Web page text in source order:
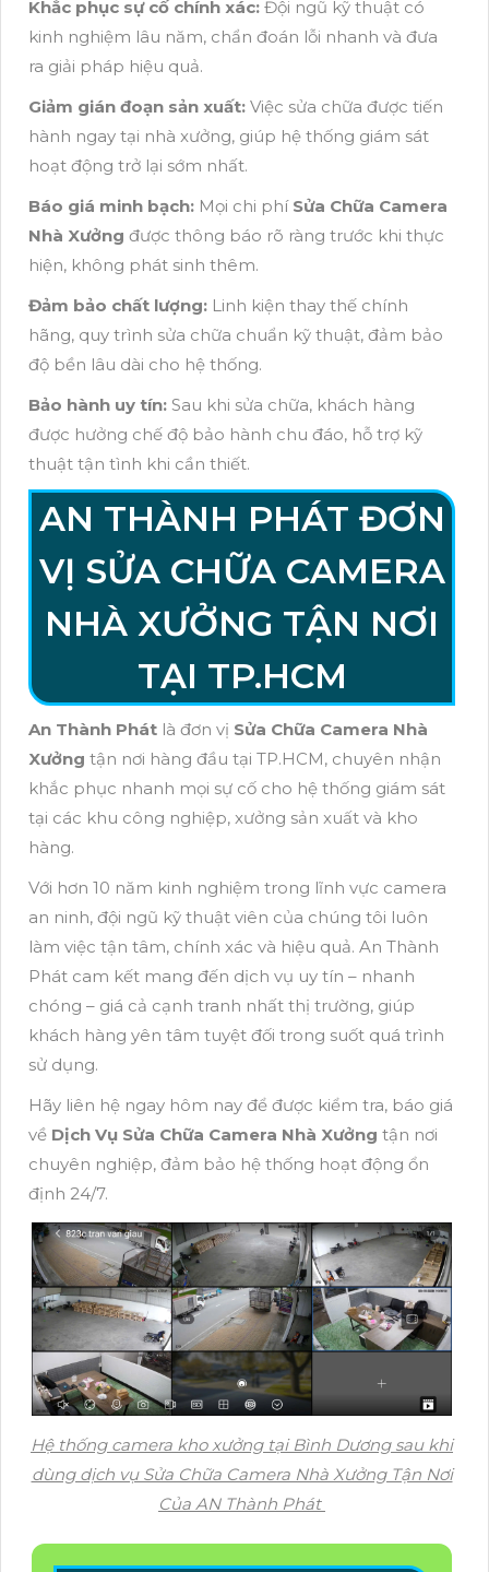
Khắc phục sự cố chính xác: Đội ngũ kỹ thuật có
kinh nghiệm lâu năm, chẩn đoán lỗi nhanh và đưa
ra giải pháp hiệu quả.
Giảm gián đoạn sản xuất: Việc sửa chữa được tiến
hành ngay tại nhà xưởng, giúp hệ thống giám sát
hoạt động trở lại sớm nhất.
Báo giá minh bạch: Mọi chi phí Sửa Chữa Camera
Nhà Xưởng được thông báo rõ ràng trước khi thực
hiện, không phát sinh thêm.
Đảm bảo chất lượng: Linh kiện thay thế chính
hãng, quy trình sửa chữa chuẩn kỹ thuật, đảm bảo
độ bền lâu dài cho hệ thống.
Bảo hành uy tín: Sau khi sửa chữa, khách hàng
được hưởng chế độ bảo hành chu đáo, hỗ trợ kỹ
thuật tận tình khi cần thiết.
AN THÀNH PHÁT ĐƠN
VỊ SỬA CHỮA CAMERA
NHÀ XƯỞNG TẬN NƠI
TẠI TP.HCM
An Thành Phát là đơn vị Sửa Chữa Camera Nhà
Xưởng tận nơi hàng đầu tại TP.HCM, chuyên nhận
khắc phục nhanh mọi sự cố cho hệ thống giám sát
tại các khu công nghiệp, xưởng sản xuất và kho
hàng.
Với hơn 10 năm kinh nghiệm trong lĩnh vực camera
an ninh, đội ngũ kỹ thuật viên của chúng tôi luôn
làm việc tận tâm, chính xác và hiệu quả. An Thành
Phát cam kết mang đến dịch vụ uy tín – nhanh
chóng – giá cả cạnh tranh nhất thị trường, giúp
khách hàng yên tâm tuyệt đối trong suốt quá trình
sử dụng.
Hãy liên hệ ngay hôm nay để được kiểm tra, báo giá
về Dịch Vụ Sửa Chữa Camera Nhà Xưởng tận nơi
chuyên nghiệp, đảm bảo hệ thống hoạt động ổn
định 24/7.
Hệ thống camera kho xưởng tại Bình Dương sau khi
dùng dịch vụ Sửa Chữa Camera Nhà Xưởng Tận Nơi
Của AN Thành Phát